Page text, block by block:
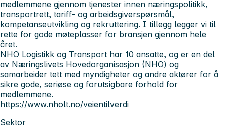
medlemmene gjennom tjenester innen næringspolitikk,
transportrett, tariff- og arbeidsgiverspørsmål,
kompetanseutvikling og rekruttering. I tillegg legger vi til
rette for gode møteplasser for bransjen gjennom hele
året.
NHO Logistikk og Transport har 10 ansatte, og er en del
av Næringslivets Hovedorganisasjon (NHO) og
samarbeider tett med myndigheter og andre aktører for å
sikre gode, seriøse og forutsigbare forhold for
medlemmene.
https://www.nholt.no/veientilverdi
Sektor